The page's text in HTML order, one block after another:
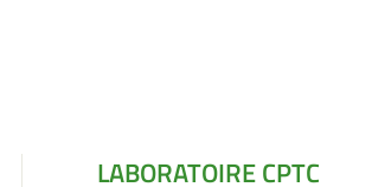
LABORATOIRE CPTC